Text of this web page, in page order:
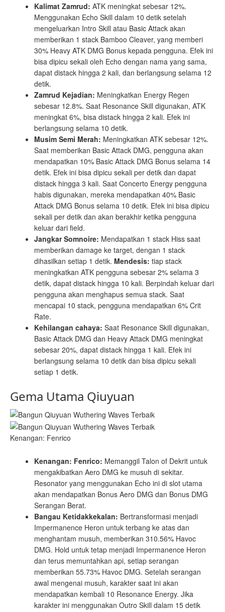
Kalimat Zamrud: ATK meningkat sebesar 12%.
Menggunakan Echo Skill dalam 10 detik setelah
mengeluarkan Intro Skill atau Basic Attack akan
memberikan 1 stack Bamboo Cleaver, yang memberi
30% Heavy ATK DMG Bonus kepada pengguna. Efek ini
bisa dipicu sekali oleh Echo dengan nama yang sama,
dapat distack hingga 2 kali, dan berlangsung selama 12
detik.
Zamrud Kejadian: Meningkatkan Energy Regen
sebesar 12.8%. Saat Resonance Skill digunakan, ATK
meningkat 6%, bisa distack hingga 2 kali. Efek ini
berlangsung selama 10 detik.
Musim Semi Merah: Meningkatkan ATK sebesar 12%.
Saat memberikan Basic Attack DMG, pengguna akan
mendapatkan 10% Basic Attack DMG Bonus selama 14
detik. Efek ini bisa dipicu sekali per detik dan dapat
distack hingga 3 kali. Saat Concerto Energy pengguna
habis digunakan, mereka mendapatkan 40% Basic
Attack DMG Bonus selama 10 detik. Efek ini bisa dipicu
sekali per detik dan akan berakhir ketika pengguna
keluar dari field.
Jangkar Somnoire: Mendapatkan 1 stack Hiss saat
memberikan damage ke target, dengan 1 stack
dihasilkan setiap 1 detik. Mendesis: tiap stack
meningkatkan ATK pengguna sebesar 2% selama 3
detik, dapat distack hingga 10 kali. Berpindah keluar dari
pengguna akan menghapus semua stack. Saat
mencapai 10 stack, pengguna mendapatkan 6% Crit
Rate.
Kehilangan cahaya: Saat Resonance Skill digunakan,
Basic Attack DMG dan Heavy Attack DMG meningkat
sebesar 20%, dapat distack hingga 1 kali. Efek ini
berlangsung selama 10 detik dan bisa dipicu sekali
setiap 1 detik.
Gema Utama Qiuyuan
Kenangan: Fenrico
Kenangan: Fenrico: Memanggil Talon of Dekrit untuk
mengakibatkan Aero DMG ke musuh di sekitar.
Resonator yang menggunakan Echo ini di slot utama
akan mendapatkan Bonus Aero DMG dan Bonus DMG
Serangan Berat.
Bangau Ketidakkekalan: Bertransformasi menjadi
Impermanence Heron untuk terbang ke atas dan
menghantam musuh, memberikan 310.56% Havoc
DMG. Hold untuk tetap menjadi Impermanence Heron
dan terus memuntahkan api, setiap serangan
memberikan 55.73% Havoc DMG. Setelah serangan
awal mengenai musuh, karakter saat ini akan
mendapatkan kembali 10 Resonance Energy. Jika
karakter ini menggunakan Outro Skill dalam 15 detik